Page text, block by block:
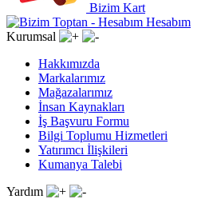
Bizim Kart
Hesabım
Kurumsal
Hakkımızda
Markalarımız
Mağazalarımız
İnsan Kaynakları
İş Başvuru Formu
Bilgi Toplumu Hizmetleri
Yatırımcı İlişkileri
Kumanya Talebi
Yardım